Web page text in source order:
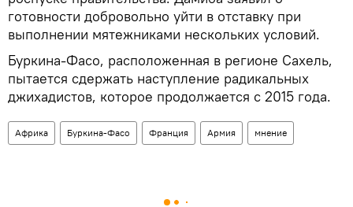
готовности добровольно уйти в отставку при
выполнении мятежниками нескольких условий.
Буркина-Фасо, расположенная в регионе Сахель,
пытается сдержать наступление радикальных
джихадистов, которое продолжается с 2015 года.
Африка Буркина-Фасо Франция Армия мнение